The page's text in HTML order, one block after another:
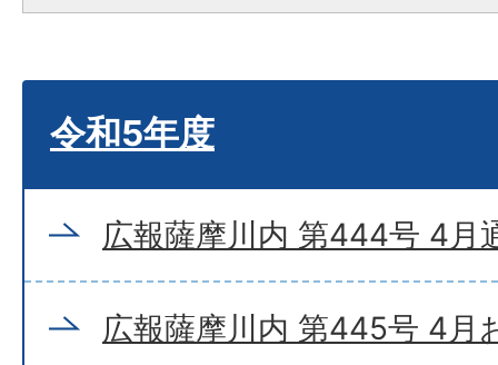
令和5年度
広報薩摩川内 第444号 4月
広報薩摩川内 第445号 4月